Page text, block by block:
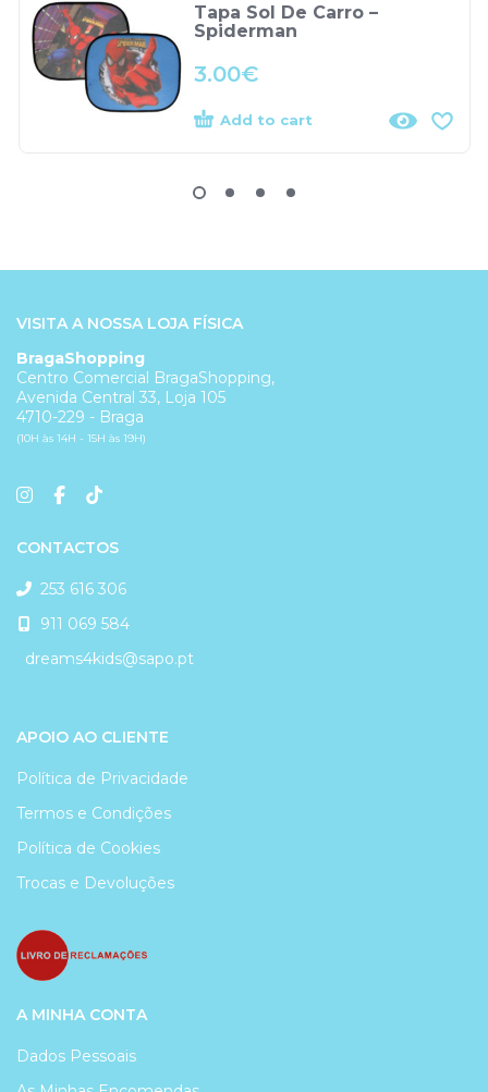
Tapa Sol De Carro –
Spiderman
3.00€
Add to cart
VISITA A NOSSA LOJA FÍSICA
BragaShopping
Centro Comercial BragaShopping,
Avenida Central 33, Loja 105
4710-229 - Braga
(10H às 14H - 15H às 19H)
CONTACTOS
253 616 306
911 069 584
dreams4kids@sapo.pt
APOIO AO CLIENTE
Política de Privacidade
Termos e Condições
Política de Cookies
Trocas e Devoluções
A MINHA CONTA
Dados Pessoais